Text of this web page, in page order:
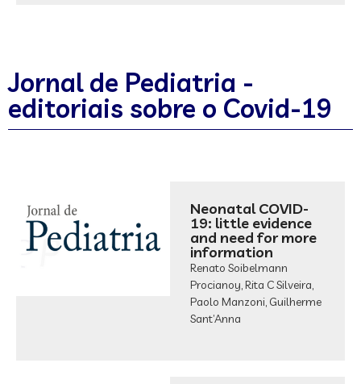
Jornal de Pediatria -
editoriais sobre o Covid-19
Neonatal COVID-
19: little evidence
and need for more
information
Renato Soibelmann
Procianoy, Rita C Silveira,
Paolo Manzoni, Guilherme
Sant’Anna